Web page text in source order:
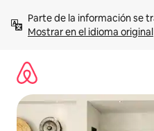
contenidoMostrar en el idioma original